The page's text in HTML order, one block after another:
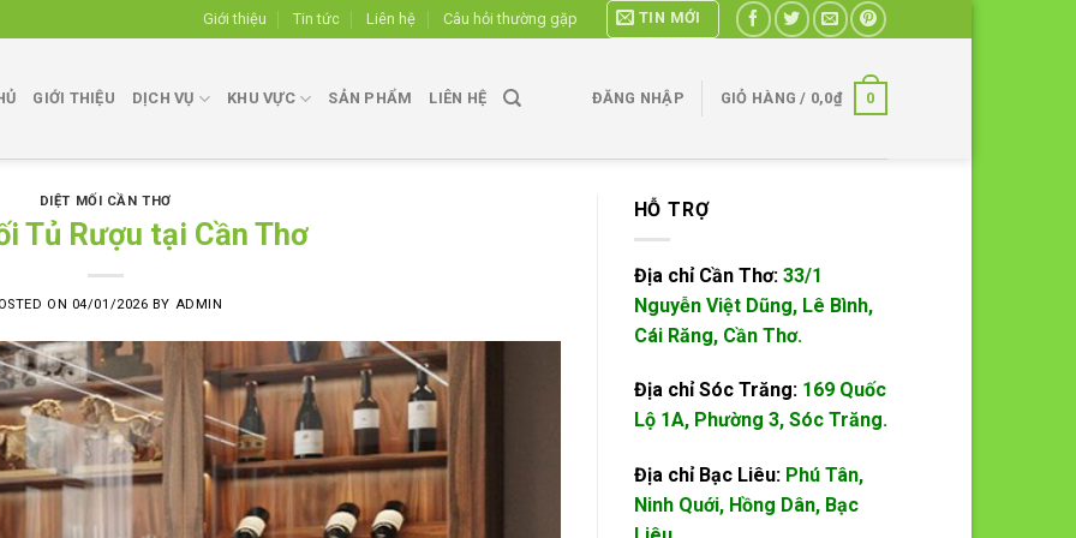
Giới thiệu Tin tức Liên hệ Câu hỏi thường gặp TIN MỚI
GIỚI THIỆU DỊCH VỤ KHU VỰC SẢN PHẨM LIÊN HỆ ĐĂNG NHẬP GIỎ HÀNG / 0,0₫ 0
DIỆT MỐI CẦN THƠ
Tủ Rượu tại Cần Thơ
ON 04/01/2026 BY ADMIN
HỖ TRỢ
Địa chỉ Cần Thơ: 33/1
Nguyễn Việt Dũng, Lê Bình,
Cái Răng, Cần Thơ.
Địa chỉ Sóc Trăng: 169 Quốc
Lộ 1A, Phường 3, Sóc Trăng.
Địa chỉ Bạc Liêu: Phú Tân,
Ninh Quới, Hồng Dân, Bạc